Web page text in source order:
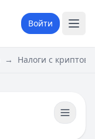
Войти
→ Налоги с